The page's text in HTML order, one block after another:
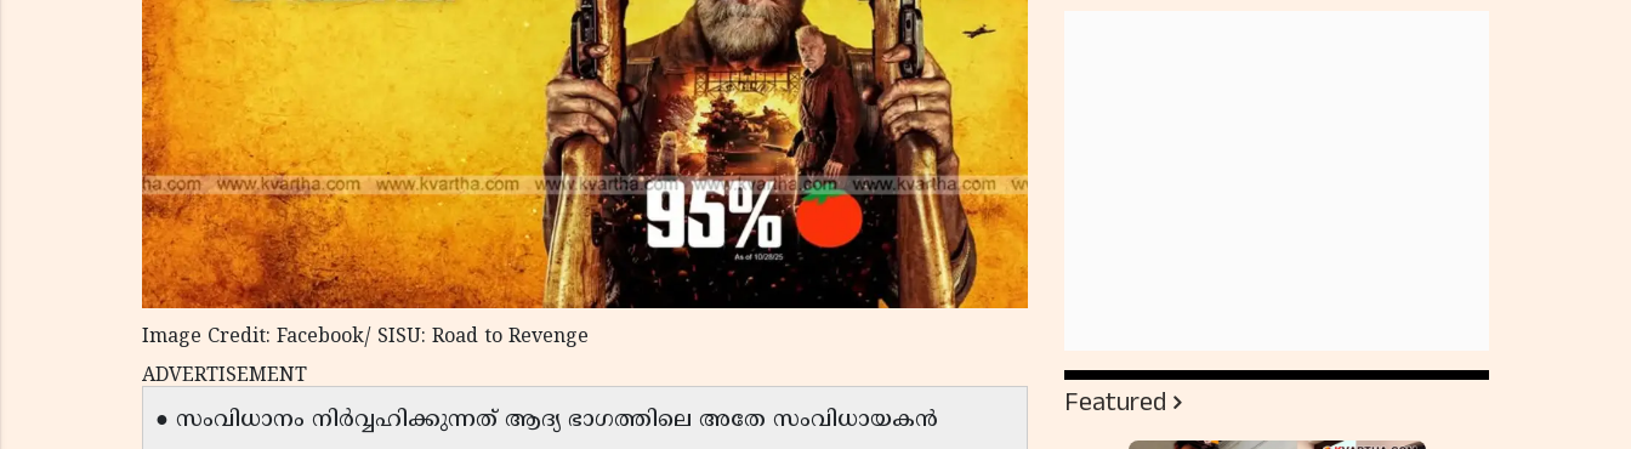
Image Credit: Facebook/ SISU: Road to Revenge
ADVERTISEMENT
● സംവിധാനം നിർവ്വഹിക്കുന്നത് ആദ്യ ഭാഗത്തിലെ അതേ സംവിധായകൻ
Featured